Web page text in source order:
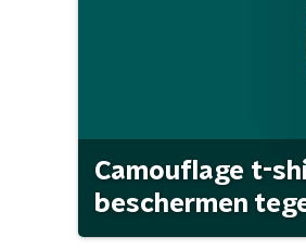
Camouflage t-
beschermen